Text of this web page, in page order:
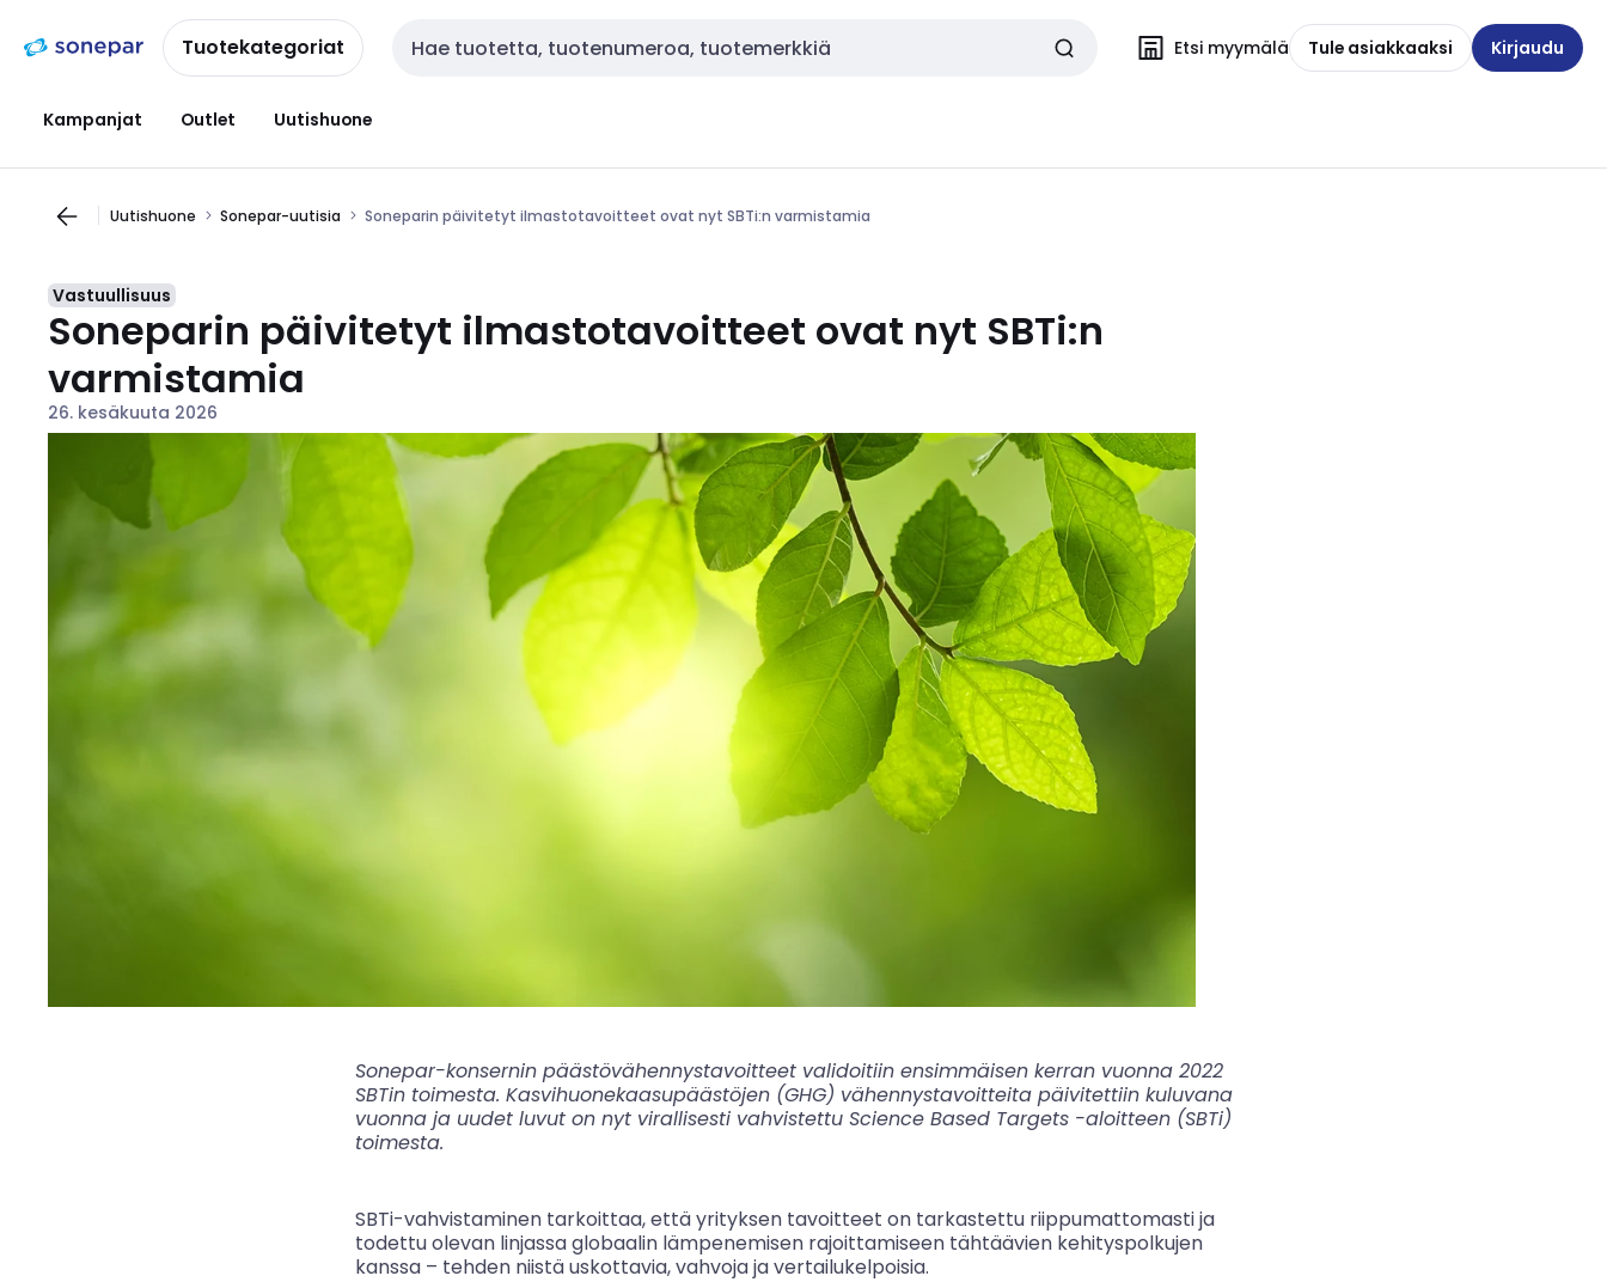
navigointiinsisältöönTuotekategoriat Haku Etsi myymälä Tule asiakkaaksi Kirjaudu
Kampanjat Outlet Uutishuone
Uutishuone Sonepar-uutisia Soneparin päivitetyt ilmastotavoitteet ovat nyt SBTi:n varmistamia
Vastuullisuus
Soneparin päivitetyt ilmastotavoitteet ovat nyt SBTi:n
varmistamia
26. kesäkuuta 2026
Sonepar-konsernin päästövähennystavoitteet validoitiin ensimmäisen kerran vuonna 2022
SBTin toimesta. Kasvihuonekaasupäästöjen (GHG) vähennystavoitteita päivitettiin kuluvana
vuonna ja uudet luvut on nyt virallisesti vahvistettu Science Based Targets -aloitteen (SBTi)
toimesta.
SBTi-vahvistaminen tarkoittaa, että yrityksen tavoitteet on tarkastettu riippumattomasti ja
todettu olevan linjassa globaalin lämpenemisen rajoittamiseen tähtäävien kehityspolkujen
kanssa – tehden niistä uskottavia, vahvoja ja vertailukelpoisia.